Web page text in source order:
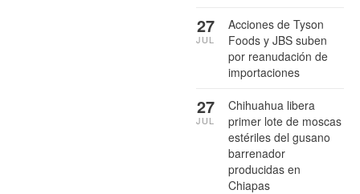
Acciones de Tyson
Foods y JBS suben
por reanudación de
importaciones
27
JUL
Chihuahua libera
primer lote de moscas
estériles del gusano
barrenador
producidas en
Chiapas
27
JUL